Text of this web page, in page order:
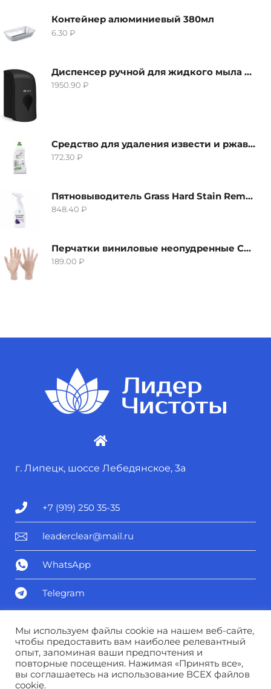
Контейнер алюминиевый 380мл
6.30 ₽
Диспенсер ручной для жидкого мыла Grass IT-0638, черный
1950.90 ₽
Средство для удаления извести и ржавчины Grass Gloss-Gel, 500мл
172.30 ₽
Пятновыводитель Grass Hard Stain Remover, 600мл
848.40 ₽
Перчатки виниловые неопудренные CTP-BS, размер S
189.00 ₽
г. Липецк, шоссе Лебедянское, 3а
+7 (919) 250 35-35
leaderclear@mail.ru
WhatsApp
Telegram
Политика конфиденциальности
Соглашение о персональных данных
Мы используем файлы cookie на нашем веб-сайте,
чтобы предоставить вам наиболее релевантный
опыт, запоминая ваши предпочтения и
повторные посещения. Нажимая «Принять все»,
вы соглашаетесь на использование ВСЕХ файлов
cookie.